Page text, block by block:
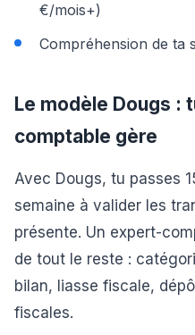
€/mois+)
Compréhension de ta
Le modèle Dougs :
comptable gère
Avec Dougs, tu passes
semaine à valider les
présente. Un expert-
de tout le reste :
bilan, liasse fiscale,
fiscales.